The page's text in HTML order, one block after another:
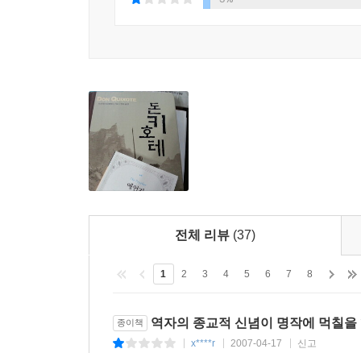
수십 년에 걸쳐 쌓은 연구 성과와 스페인문학에
지 4백 년을 맞이하는 2015년 4월에는 독자들
지원과 10년여에 걸친 준비 작업을 통해 선보
것이다.
전체 리뷰 (37)
1 2 3 4 5 6 7 8
종이책 역자의 종교적 신념이 명작에 먹칠을
x****r 2007-04-17 신고